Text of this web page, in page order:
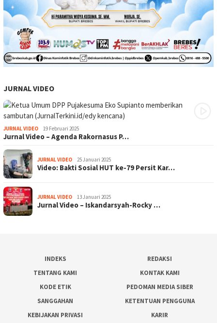
JURNAL VIDEO
JURNAL VIDEO 19 Februari 2025
Jurnal Video – Agenda Rakornasus P…
JURNAL VIDEO 25 Januari 2025
Video: Bakti Sosial HUT ke-79 Persit Kar…
JURNAL VIDEO 13 Januari 2025
Jurnal Video – Iskandarsyah-Rocky …
INDEKS
REDAKSI
TENTANG KAMI
KONTAK KAMI
KODE ETIK
PEDOMAN MEDIA SIBER
SANGGAHAN
KETENTUAN PENGGUNA
KEBIJAKAN PRIVASI
KARIR